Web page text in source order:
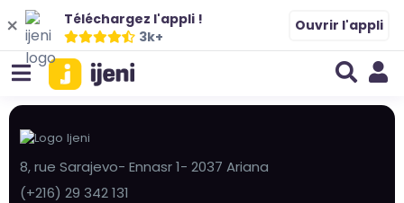
Téléchargez l'appli !
3k+
Ouvrir l'appli
8, rue Sarajevo- Ennasr 1- 2037 Ariana
(+216) 29 342 131